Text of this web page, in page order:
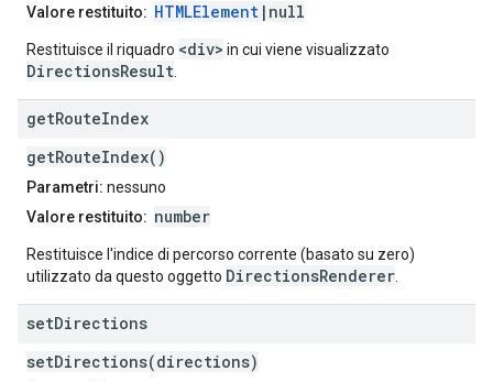
Valore restituito: HTMLElement |null
Restituisce il riquadro <div> in cui viene visualizzato
DirectionsResult.
getRouteIndex
getRouteIndex()
Parametri: nessuno
Valore restituito: number
Restituisce l'indice di percorso corrente (basato su zero)
utilizzato da questo oggetto DirectionsRenderer.
setDirections
setDirections(directions)